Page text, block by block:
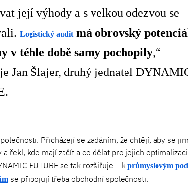
její výhody a s velkou odezvou se
Logistický audit má obrovský
v téhle době samy pochopily,“
Jan Šlajer, druhý jednatel
Přicházejí se zadáním, že chtějí, aby se
a řekl, kde mají začít a co dělat pro jejich
FUTURE se tak rozšiřuje – k průmyslovým
se připojují třeba obchodní společnosti.